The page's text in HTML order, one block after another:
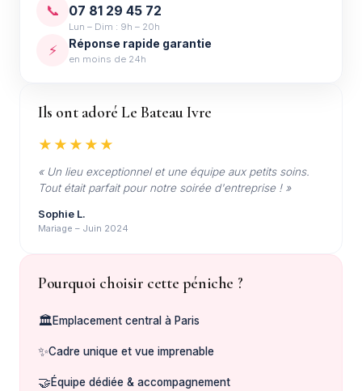
📞 07 81 29 45 72
Lun – Dim : 9h – 20h
⚡ Réponse rapide garantie
en moins de 24h
Ils ont adoré Le Bateau Ivre
★★★★★
« Un lieu exceptionnel et une équipe aux petits soins.
Tout était parfait pour notre soirée d'entreprise ! »
Sophie L.
Mariage – Juin 2024
Pourquoi choisir cette péniche ?
🏛️Emplacement central à Paris
✨Cadre unique et vue imprenable
🤝Équipe dédiée & accompagnement